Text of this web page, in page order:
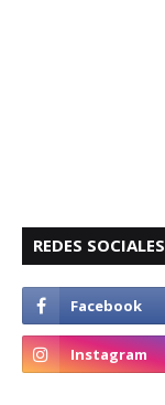
REDES SOCIALES